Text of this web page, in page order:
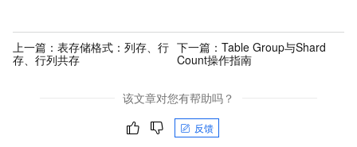
上一篇： 表存储格式：列存、行
存、行列共存
下一篇：Table Group与Shard
Count操作指南
该文章对您有帮助吗？
反馈